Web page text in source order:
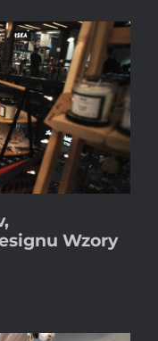
Wzory